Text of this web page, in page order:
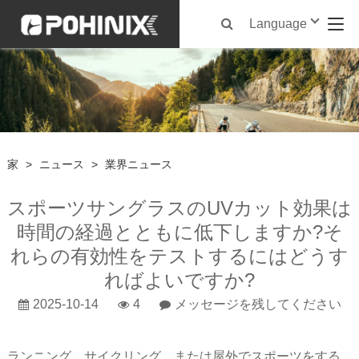
Language
家 > ニュース > 業界ニュース
スポーツサングラスのUVカット効果は
時間の経過とともに低下しますか?そ
れらの有効性をテストするにはどうす
ればよいですか?
2025-10-14 4 メッセージを残してください
ランニング、サイクリング、または屋外でスポーツをする